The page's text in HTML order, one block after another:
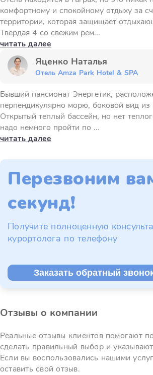
комфортному и спокойному отдыху за
территории, которая защищает
Твёрдая 4 со свежим рем...
читать далее
Яценко Наталья
Отель Amza Park Hotel & SPA
Бывший пансионат Энергетик,
перпендикулярно морю, боковой вид
Открытый теплый бассейн, но нет
надо немного пройти по ...
читать далее
Перезвоним
секунд!
Получите полноценную
курортолога по телефону
Заказать обратный
Отзывы о компании
Реальные отзывы клиентов помогают
сделать правильный выбор и
Если вы воспользовались нашими
оставить свой отзыв.